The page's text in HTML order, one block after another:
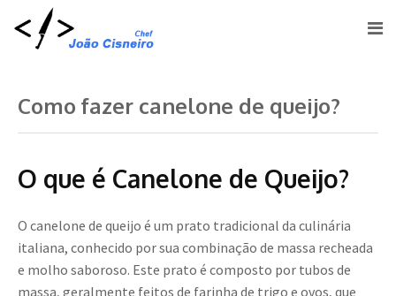
Como fazer canelone de queijo?
O que é Canelone de Queijo?
O canelone de queijo é um prato tradicional da culinária
italiana, conhecido por sua combinação de massa recheada
e molho saboroso. Este prato é composto por tubos de
massa, geralmente feitos de farinha de trigo e ovos, que